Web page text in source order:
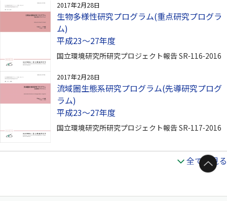
2017年2月28日
生物多様性研究プログラム(重点研究プログラ
ム)
平成23～27年度
国立環境研究所研究プロジェクト報告 SR-116-2016
2017年2月28日
流域圏生態系研究プログラム(先導研究プログ
ラム)
平成23～27年度
国立環境研究所研究プロジェクト報告 SR-117-2016
全てを見る
ページトップへ